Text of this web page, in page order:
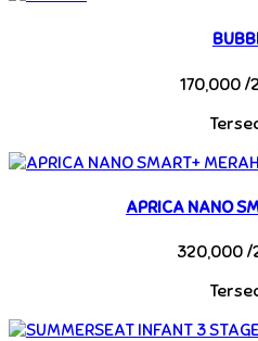
170,000 /
APRICA NANO
320,000 /